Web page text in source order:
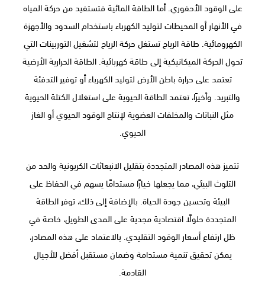
على الوقود الأحفوري. أما الطاقة المائية فتستفيد من حركة المياه
في الأنهار أو المحيطات لتوليد الكهرباء باستخدام السدود والأجهزة
الكهرومائية. طاقة الرياح تستغل حركة الرياح لتشغيل التوربينات التي
تحول الحركة الميكانيكية إلى طاقة كهربائية. الطاقة الحرارية الأرضية
تعتمد على حرارة باطن الأرض لتوليد الكهرباء أو توفير التدفئة
والتبريد. وأخيرًا، تعتمد الطاقة الحيوية على استغلال الكتلة الحيوية
مثل النباتات والمخلفات العضوية لإنتاج الوقود الحيوي أو الغاز
الحيوي.
تتميز هذه المصادر المتجددة بتقليل الانبعاثات الكربونية والحد من
التلوث البيئي، مما يجعلها خيارًا مستدامًا يسهم في الحفاظ على
البيئة وتحسين جودة الحياة. بالإضافة إلى ذلك، توفر الطاقة
المتجددة حلولًا اقتصادية مجدية على المدى الطويل، خاصة في
ظل ارتفاع أسعار الوقود التقليدي. بالاعتماد على هذه المصادر،
يمكن تحقيق تنمية مستدامة وضمان مستقبل أفضل للأجيال
القادمة.